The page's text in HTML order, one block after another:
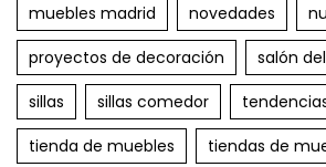
muebles madrid
novedades
proyectos de decoración
salón
sillas
sillas comedor
tienda de muebles
tiendas de